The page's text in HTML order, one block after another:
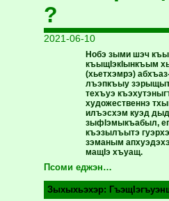
?
2021-06-10
Нобэ зыми шэч
къыщIэкIынкъым
(хьетхэмрэ)
лъэпкъыу
техъуэ
художественнэ
илъэсхэм куэд
зыфIэмыкъабыл,
къэзылъытэ
зэманым
мащIэ хъуащ.
Псоми еджэн…
Зыхыхьэхэр: